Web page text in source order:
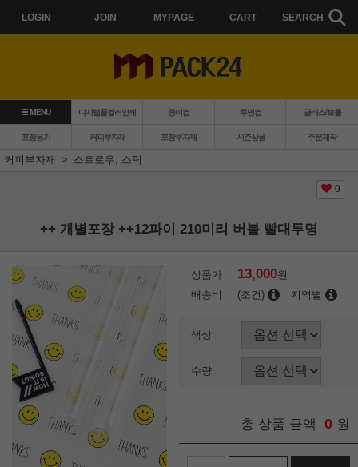
LOGIN JOIN MYPAGE CART SEARCH
MENU 디지털풀컬러인쇄 종이컵 투명컵 글래스/보틀
포장용기 커피부자재 포장부자재 시즌상품
주문제작
커피부자재
스트로우, 스틱
0
++ 개별포장 ++12파이 210미리 버블 빨대투명
상품가 13,000원
배송비
(조건) 지역별
색상
수량
총 상품 금액 0 원